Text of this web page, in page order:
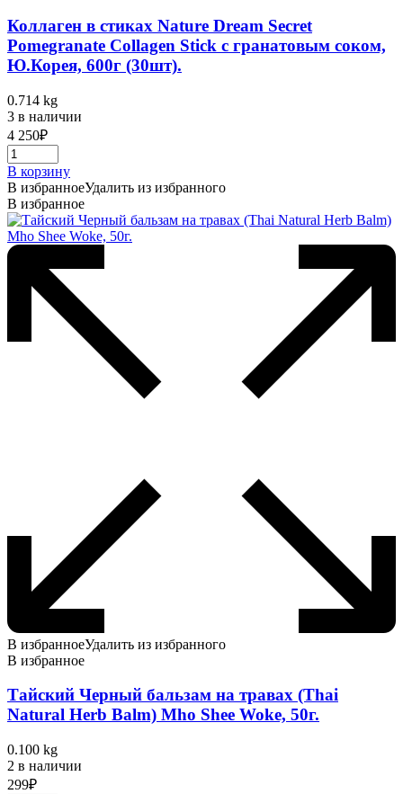
Коллаген в стиках Nature Dream Secret
Pomegranate Collagen Stick c гранатовым соком,
Ю.Корея, 600г (30шт).
0.714 kg
3 в наличии
4 250₽
В корзину
В избранноеУдалить из избранного
В избранное
В избранноеУдалить из избранного
В избранное
Тайский Черный бальзам на травах (Thai
Natural Herb Balm) Mho Shee Woke, 50г.
0.100 kg
2 в наличии
299₽